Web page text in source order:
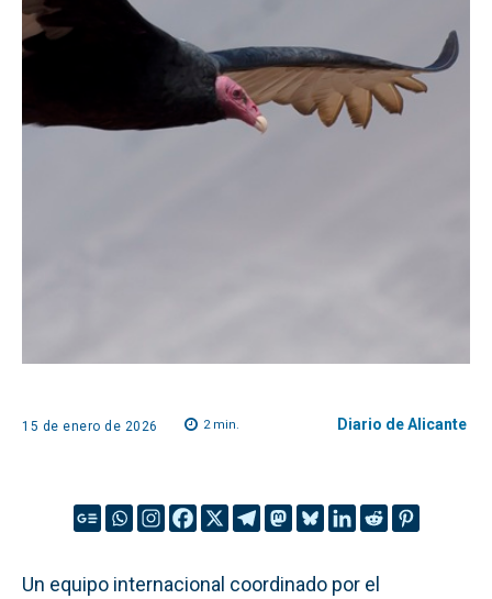
15 de enero de 2026 2min. Diario de Alicante
Un equipo internacional coordinado por el